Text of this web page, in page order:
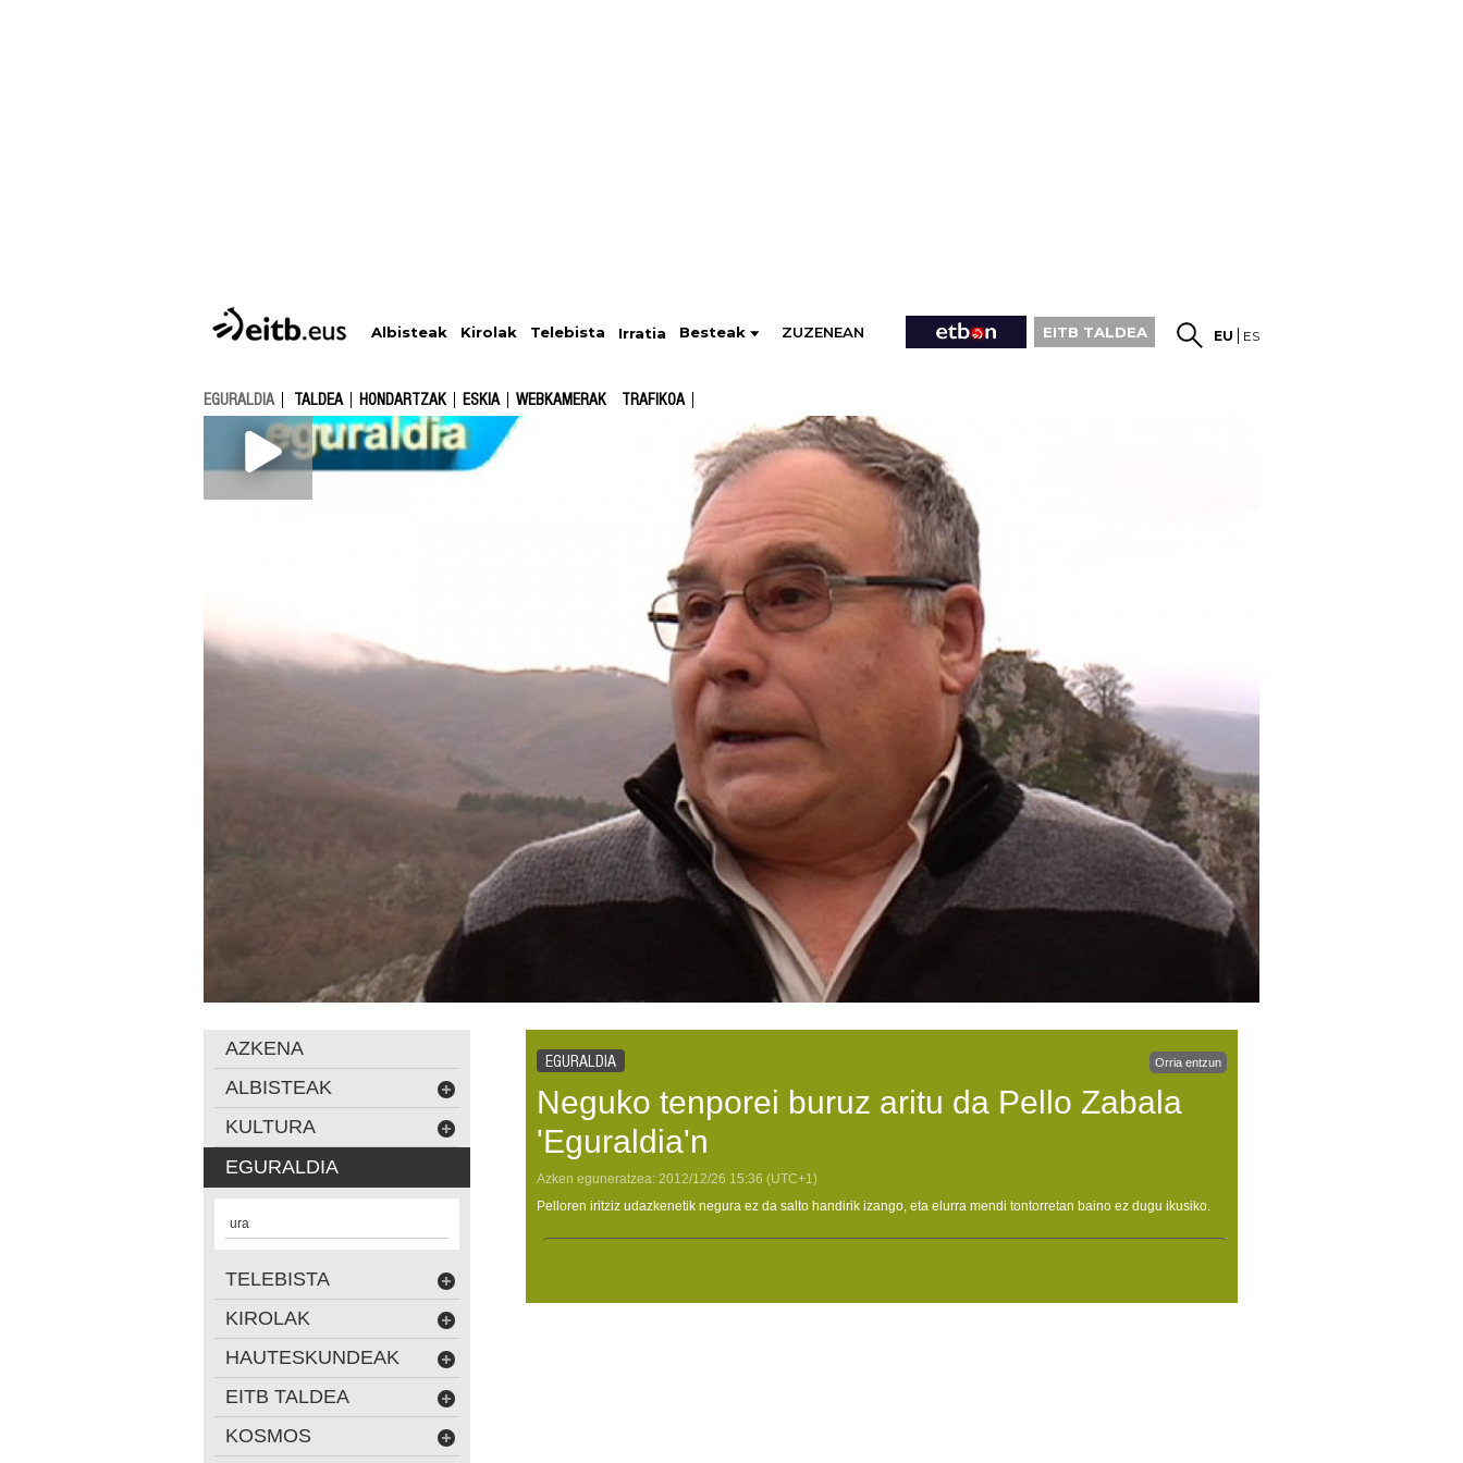
Albisteak Kirolak Telebista Irratia Besteak ZUZENEAN EITB TALDEA EU ES
EGURALDIA TALDEA HONDARTZAK ESKIA WEBKAMERAK TRAFIKOA
EGURALDIA Orria entzun
Neguko tenporei buruz aritu da Pello Zabala
'Eguraldia'n
Azken eguneratzea: 2012/12/26 15:36 (UTC+1)
Pelloren iritziz udazkenetik negura ez da salto handirik izango, eta elurra mendi tontorretan baino ez dugu ikusiko.
AZKENA
ALBISTEAK
KULTURA
EGURALDIA
ura
TELEBISTA
KIROLAK
HAUTESKUNDEAK
EITB TALDEA
KOSMOS